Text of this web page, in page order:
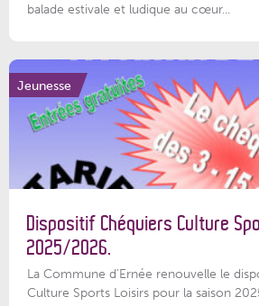
balade estivale et ludique au cœur...
Jeunesse
Dispositif Chéquiers Culture
2025/2026.
La Commune d'Ernée renouvelle le
Culture Sports Loisirs pour la saison